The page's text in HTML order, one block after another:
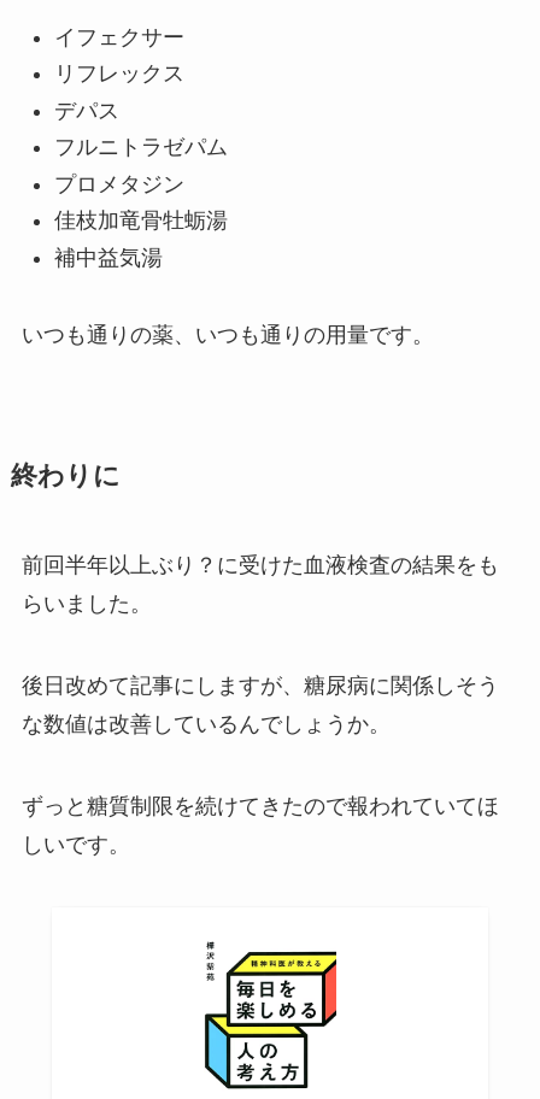
イフェクサー
リフレックス
デパス
フルニトラゼパム
プロメタジン
佳枝加竜骨牡蛎湯
補中益気湯
いつも通りの薬、いつも通りの用量です。
終わりに
前回半年以上ぶり？に受けた血液検査の結果をも
らいました。
後日改めて記事にしますが、糖尿病に関係しそう
な数値は改善しているんでしょうか。
ずっと糖質制限を続けてきたので報われていてほ
しいです。